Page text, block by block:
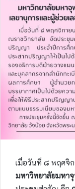
เมื่อวันที่ ๘ พฤศจิ
มหาวิทยาลัยมหา